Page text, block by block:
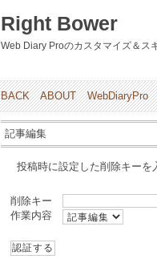
Right Bower
Web Diary Proのカスタマイズ＆ス
BACK ABOUT WebDiaryPro
記事編集
投稿時に設定した削除キーを
削除キー
作業内容